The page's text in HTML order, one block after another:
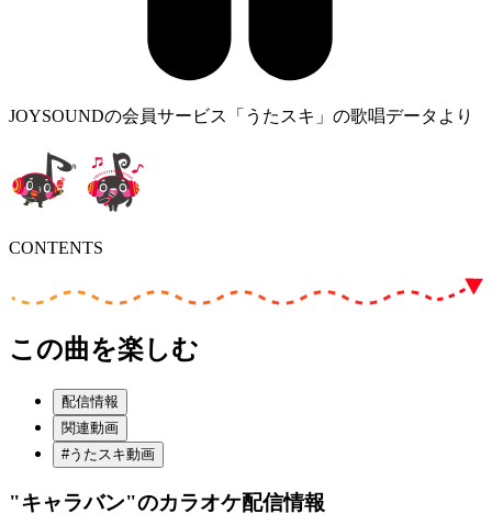
JOYSOUNDの会員サービス「うたスキ」の歌唱データより
CONTENTS
この曲を楽しむ
配信情報
関連動画
#うたスキ動画
"キャラバン"のカラオケ配信情報